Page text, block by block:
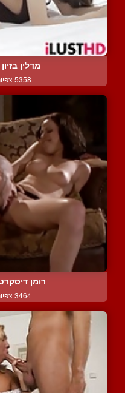
מדלין
5358 צפיות
רומן
3464 צפיות